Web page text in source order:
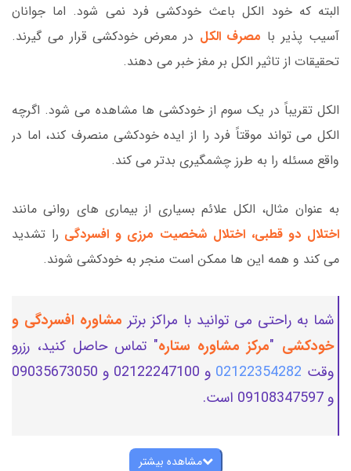
البته که خود الکل باعث خودکشی فرد نمی شود. اما جوانان
آسیب پذیر با مصرف الکل در معرض خودکشی قرار می گیرند.
تحقیقات از تاثیر الکل بر مغز خبر می دهند.
الکل تقریباً در یک سوم از خودکشی ها مشاهده می شود. اگرچه
الکل می تواند موقتاً فرد را از ایده خودکشی منصرف کند، اما در
واقع مسئله را به طرز چشمگیری بدتر می کند.
به عنوان مثال، الکل علائم بسیاری از بیماری های روانی مانند
اختلال دو قطبی، اختلال شخصیت مرزی و افسردگی را تشدید
می کند و همه این ها ممکن است منجر به خودکشی شوند.
شما به راحتی می توانید با مراکز برتر مشاوره افسردگی و
خودکشی "مرکز مشاوره ستاره" تماس حاصل کنید، رزرو
وقت 02122354282
و 02122247100 و 09035673050
و 09108347597 است.
مشاهده بیشتر